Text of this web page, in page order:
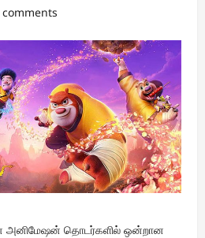
comments
அனிமேஷன் தொடர்களில் ஒன்றான